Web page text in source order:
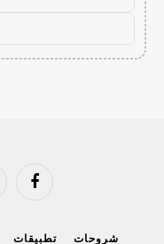
فيسبوك
شروحات تطبيقات